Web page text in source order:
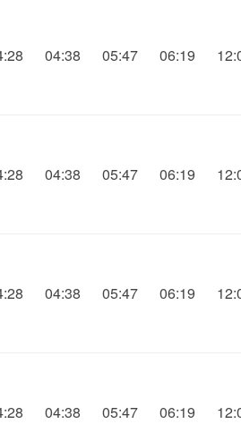
04:38 05:47 06:19
04:38 05:47 06:19
04:38 05:47 06:19
04:38 05:47 06:19